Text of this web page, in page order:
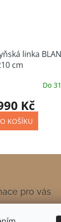
linka
cm
Do
Kč
KOŠÍKU
pro vás